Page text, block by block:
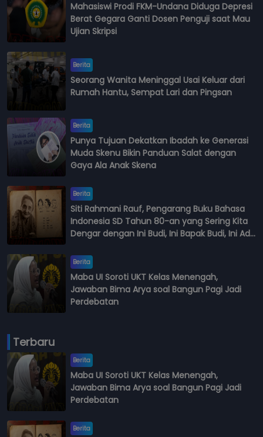
Mahasiswi Prodi FKM-Undana Diduga Depresi
Berat Gegara Ganti Dosen Penguji saat Mau
Ujian Skripsi
Berita
Seorang Wanita Meninggal Usai Keluar dari
Rumah Hantu, Sempat Lari dan Pingsan
Berita
Punya Tujuan Dekatkan Ibadah ke Generasi
Muda Skenu Bikin Panduan Salat dengan
Gaya Ala Anak Skena
Berita
Siti Rahmani Rauf, Pengarang Buku Bahasa
Indonesia SD Tahun 80-an yang Sering Kita
Dengar dengan Ini Budi, Ini Bapak Budi, Ini Adik
Berita
Maba UI Soroti UKT Kelas Menengah,
Jawaban Bima Arya soal Bangun Pagi Jadi
Perdebatan
Terbaru
Berita
Maba UI Soroti UKT Kelas Menengah,
Jawaban Bima Arya soal Bangun Pagi Jadi
Perdebatan
Berita